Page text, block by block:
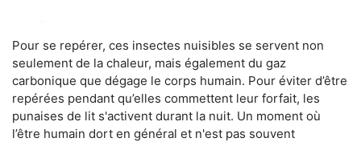
Pour se repérer, ces insectes nuisibles se servent non
seulement de la chaleur, mais également du gaz
carbonique que dégage le corps humain. Pour éviter d’être
repérées pendant qu’elles commettent leur forfait, les
punaises de lit s'activent durant la nuit. Un moment où
l’être humain dort en général et n'est pas souvent